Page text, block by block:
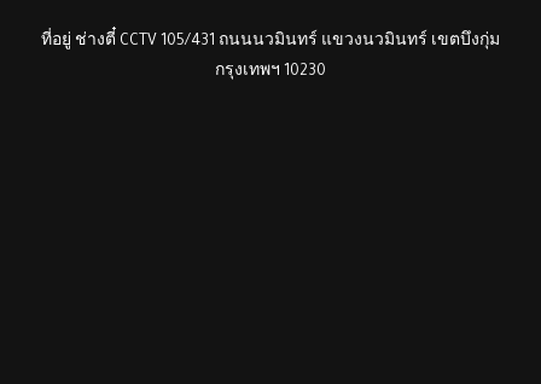
ที่อยู่ ช่างตี๋ CCTV 105/431 ถนนนวมินทร์ แขวงนวมินทร์ เขตบึงกุ่ม
กรุงเทพฯ 10230